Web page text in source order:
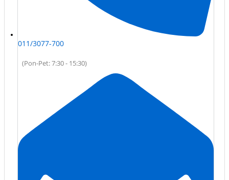
011/3077-700
(Pon-Pet: 7:30 - 15:30)